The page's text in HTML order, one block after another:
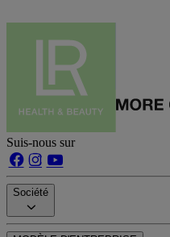
Suis-nous sur
Société